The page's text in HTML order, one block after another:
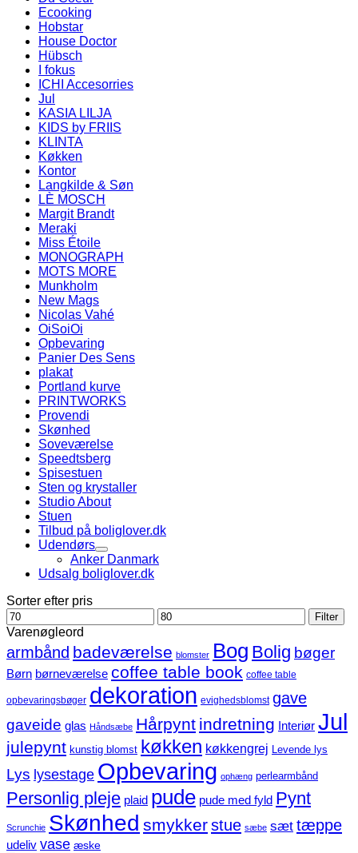
Ecooking
Hobstar
House Doctor
Hübsch
I fokus
ICHI Accesorries
Jul
KASIA LILJA
KIDS by FRIIS
KLINTA
Køkken
Kontor
Langkilde & Søn
LÈ MOSCH
Margit Brandt
Meraki
Miss Étoile
MONOGRAPH
MOTS MORE
Munkholm
New Mags
Nicolas Vahé
OiSoiOi
Opbevaring
Panier Des Sens
plakat
Portland kurve
PRINTWORKS
Provendi
Skønhed
Soveværelse
Speedtsberg
Spisestuen
Sten og krystaller
Studio About
Stuen
Tilbud på boliglover.dk
Udendørs
Anker Danmark
Udsalg boliglover.dk
Sorter efter pris
Mindste
pris
Højeste
pris
Filter
Varenøgleord
armbånd badeværelse blomster Bog Bolig bøger
Børn børneværelse coffee table book coffee table
opbevaringsbøger dekoration evighedsblomst gave
gaveide glas Håndsæbe Hårpynt indretning Interiør Jul
julepynt kunstig blomst køkken køkkengrej Levende lys
Lys lysestage Opbevaring ophæng perlearmbånd
Personlig pleje plaid pude pude med fyld Pynt
Scrunchie Skønhed smykkerstue sæbe sæt tæppe
udeliv vase æske